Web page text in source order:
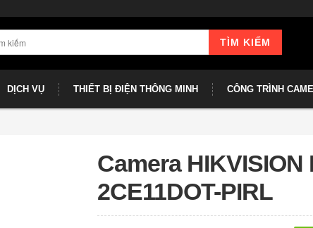
TÌM KIẾM
DỊCH VỤ THIẾT BỊ ĐIỆN THÔNG MINH CÔNG TRÌNH
Camera HIKVISION
2CE11DOT-PIRL